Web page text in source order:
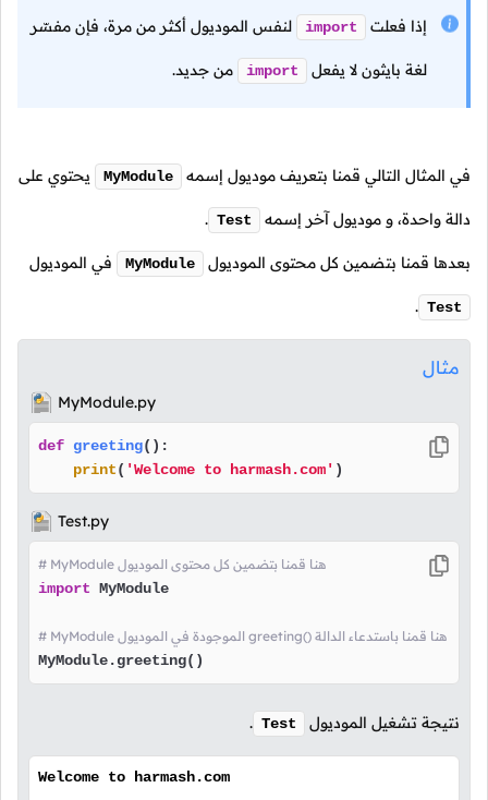
إذا فعلت import لنفس الموديول أكثر من مرة، فإن مفسّر
لغة بايثون لا يفعل import من جديد.
في المثال التالي قمنا بتعريف موديول إسمه MyModule يحتوي على
دالة واحدة، و موديول آخر إسمه Test
.
بعدها قمنا بتضمين كل محتوى الموديول MyModule في الموديول
Test
.
مثال
MyModule.py
def greeting():
print( 'Welcome to harmash.com' )
Test.py
# MyModule هنا قمنا بتضمين كل محتوى الموديول
import MyModule
# MyModule الموجودة في الموديول greeting() هنا قمنا باستدعاء الدالة
MyModule.greeting()
نتيجة تشغيل الموديول Test
.
Welcome to harmash.com